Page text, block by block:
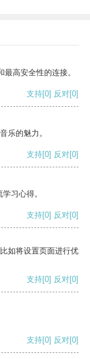
高安全性的连接。
支持[0] 反对[0]
乐的魅力。
支持[0] 反对[0]
习心得。
支持[0] 反对[0]
如将设置页面进行优
支持[0] 反对[0]
支持[0] 反对[0]